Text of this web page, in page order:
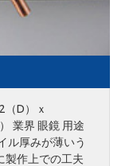
（D）ｘ
業界 眼鏡 用途
ル厚みが薄いう
製作上での工夫